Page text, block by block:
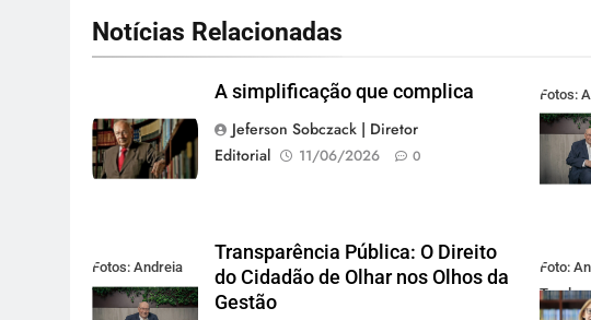
Notícias Relacionadas
A simplificação que complica
Jeferson Sobczack | Diretor
Editorial
11/06/2026 0
Fotos:
Tarelow
Fotos: Andreia
Tarelow
Transparência Pública: O Direito
do Cidadão de Olhar nos Olhos da
Gestão
Foto:
Tarelow